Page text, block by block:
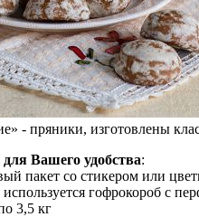
- пряники, изготовлены
Вашего удобства:
пакет со стикером или
гофрокороб с
3,5 кг